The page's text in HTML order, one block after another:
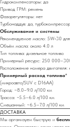
Гидрокомпенсаторы: да
Привод ГРМ: ремень
Фазорегуляторы: нет
Турбонаддув: да, турбокомпрессор
Обслуживание и системы
Рекомендуемое масло: 5W‑30
Объём масла: около 4.0 л
Тип топлива: дизельное топливо
Примерный ресурс: 250
Расположение номера
Примерный расход топлива*
(микроавто/SUV с D16AA)
Город: ~8.0–9.0 л/100 км
Трасса: ~5.5–6.0 л/100 км
Смешанный: ~6.5–7.0 л/100 км
ДОСТАВКА
Мы организуем быструю и